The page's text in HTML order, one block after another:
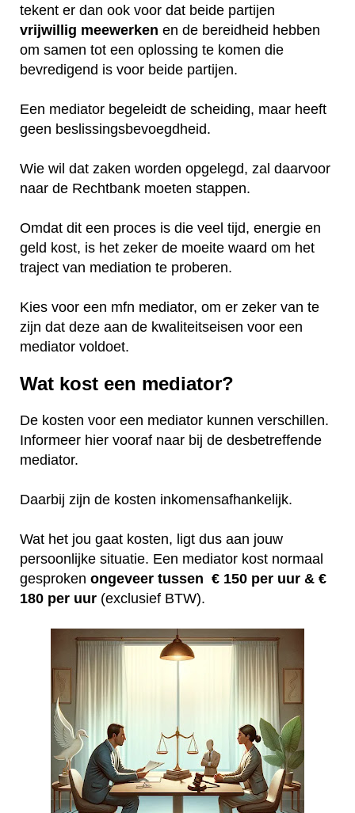
tekent er dan ook voor dat beide partijen
vrijwillig meewerken en de bereidheid hebben
om samen tot een oplossing te komen die
bevredigend is voor beide partijen.
Een mediator begeleidt de scheiding, maar heeft
geen beslissingsbevoegdheid.
Wie wil dat zaken worden opgelegd, zal daarvoor
naar de Rechtbank moeten stappen.
Omdat dit een proces is die veel tijd, energie en
geld kost, is het zeker de moeite waard om het
traject van mediation te proberen.
Kies voor een mfn mediator, om er zeker van te
zijn dat deze aan de kwaliteitseisen voor een
mediator voldoet.
Wat kost een mediator?
De kosten voor een mediator kunnen verschillen.
Informeer hier vooraf naar bij de desbetreffende
mediator.
Daarbij zijn de kosten inkomensafhankelijk.
Wat het jou gaat kosten, ligt dus aan jouw
persoonlijke situatie. Een mediator kost normaal
gesproken ongeveer tussen € 150 per uur & €
180 per uur (exclusief BTW).